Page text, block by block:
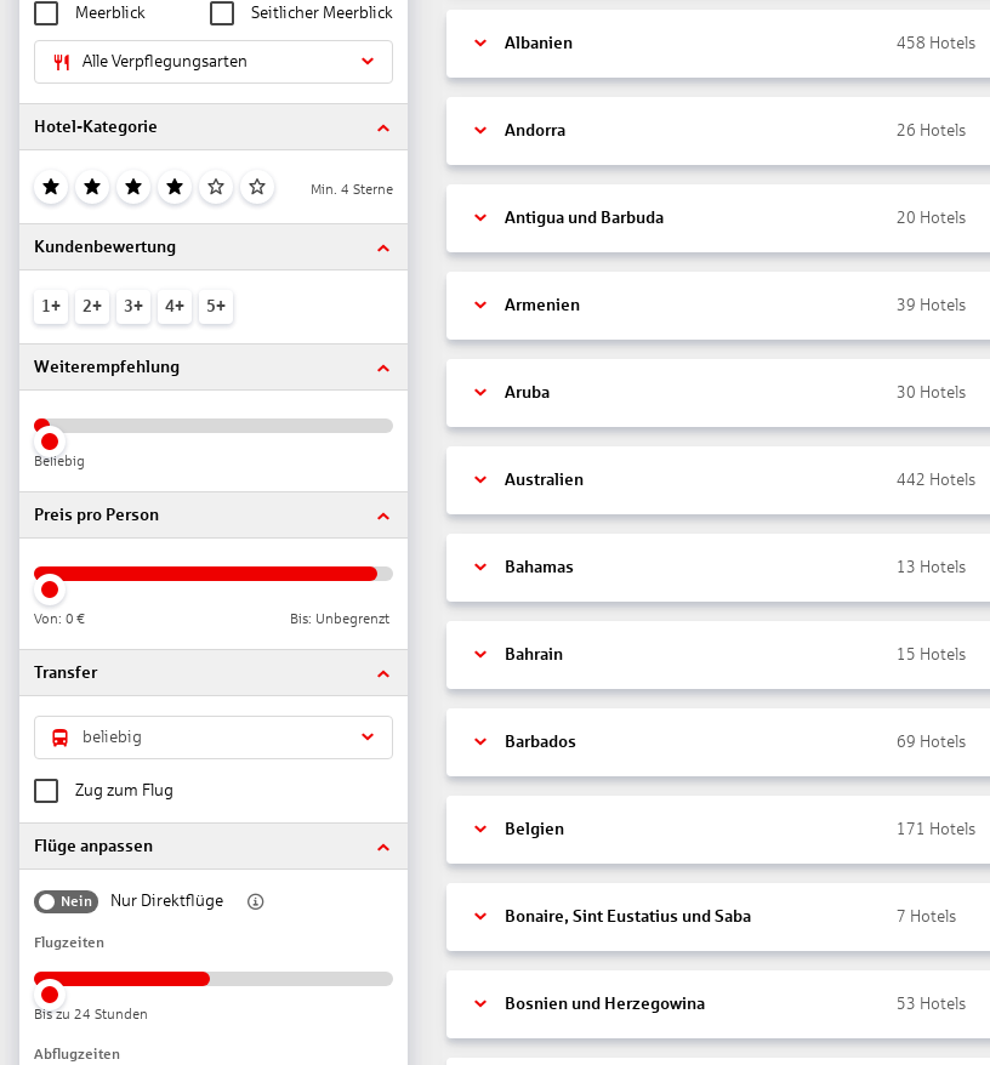
Meerblick Seitlicher Meerblick
Alle Verpflegungsarten
Hotel-Kategorie
Min. 4 Sterne
Kundenbewertung
1+ 2+ 3+ 4+ 5+
Weiterempfehlung
Beliebig
Preis pro Person
Von: 0 € Bis: Unbegrenzt
Transfer
beliebig
Zug zum Flug
Flüge anpassen
Nein Nur Direktflüge
Flugzeiten
Bis zu 24 Stunden
Abflugzeiten
Albanien 458 Hotels
Andorra 26 Hotels
Antigua und Barbuda 20 Hotels
Armenien 39 Hotels
Aruba 30 Hotels
Australien 442 Hotels
Bahamas 13 Hotels
Bahrain 15 Hotels
Barbados 69 Hotels
Belgien 171 Hotels
Bonaire, Sint Eustatius und Saba 7 Hotels
Bosnien und Herzegowina 53 Hotels